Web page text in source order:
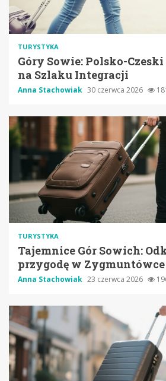
TURYSTYKA
Góry Sowie: Polsko-
na Szlaku Integracji
Anna Stachowiak 30 czerwca 2026
TURYSTYKA
Tajemnice Gór Sowich:
przygodę w Zygmuntówce
Anna Stachowiak 23 czerwca 2026